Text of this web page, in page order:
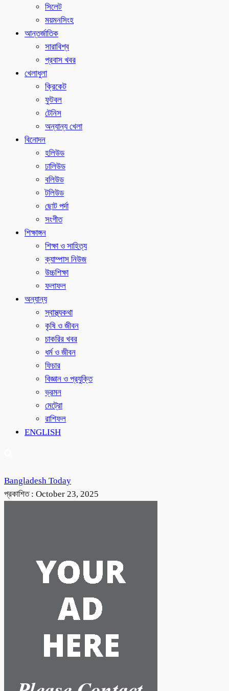
সিলেট
ময়মনসিংহ
আন্তর্জাতিক
সারাবিশ্ব
প্রবাস খবর
খেলাধুলা
ক্রিকেট
ফুটবল
টেনিস
অন্যান্য খেলা
বিনোদন
হলিউড
ঢালিউড
বলিউড
টলিউড
ছোট পর্দা
সংগীত
শিক্ষাঙ্গন
শিক্ষা ও সাহিত্য
ক্যাম্পাস নিউজ
উচ্চশিক্ষা
ফলাফল
অন্যান্য
স্বাস্থ্যকথা
কৃষি ও জীবন
চাকরির খবর
ধর্ম ও জীবন
ফিচার
বিজ্ঞান ও প্রযুক্তি
ভ্রমন
মেট্রো
রাশিফল
ENGLISH
Bangladesh Today
প্রকাশিত : October 23, 2025